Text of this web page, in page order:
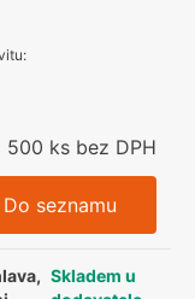
:
500 ks bez DPH
Do seznamu
Skladem u